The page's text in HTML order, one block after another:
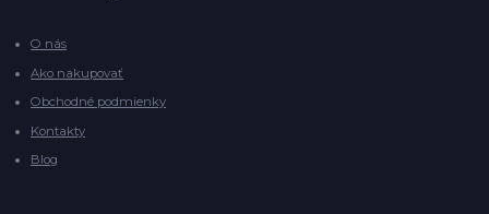
O nás
Ako nakupovať
Obchodné podmienky
Kontakty
Blog